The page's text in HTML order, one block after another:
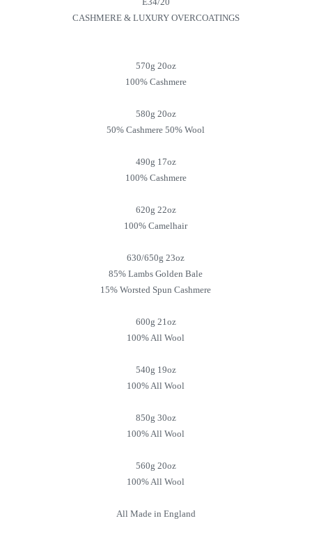
CASHMERE & LUXURY OVERCOATINGS
570g 20oz
100% Cashmere
580g 20oz
50% Cashmere 50% Wool
490g 17oz
100% Cashmere
620g 22oz
100% Camelhair
630/650g 23oz
85% Lambs Golden Bale
15% Worsted Spun Cashmere
600g 21oz
100% All Wool
540g 19oz
100% All Wool
850g 30oz
100% All Wool
560g 20oz
100% All Wool
All Made in England